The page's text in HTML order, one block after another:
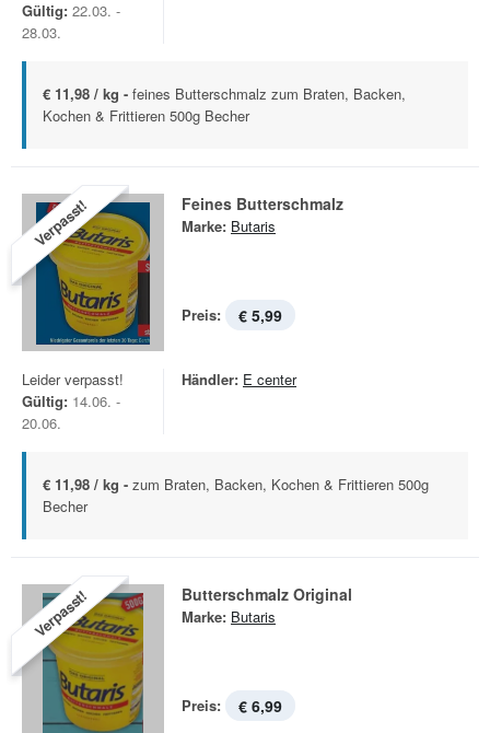
Gültig: 22.03. -
28.03.
€ 11,98 / kg - feines Butterschmalz zum Braten, Backen,
Kochen & Frittieren 500g Becher
Verpasst! Feines Butterschmalz
Marke: Butaris
Preis: € 5,99
Leider verpasst!
Gültig: 14.06. -
20.06.
Händler: E center
€ 11,98 / kg - zum Braten, Backen, Kochen & Frittieren 500g
Becher
Verpasst! Butterschmalz Original
Marke: Butaris
Preis: € 6,99